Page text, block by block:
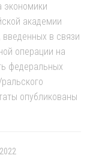
экономики
академии
введенных в связи
операции на
федеральных
опубликованы